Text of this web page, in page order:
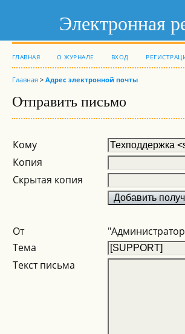
Электронная
ГЛАВНАЯ О ЖУРНАЛЕ ВХОД
Главная> Адрес электронной почты
Отправить письмо
Кому
Копия
Скрытая копия
От
Тема
Текст письма